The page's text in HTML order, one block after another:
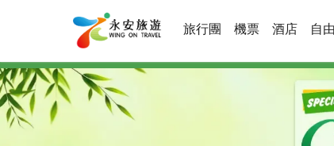
旅行團 機票 酒店 自